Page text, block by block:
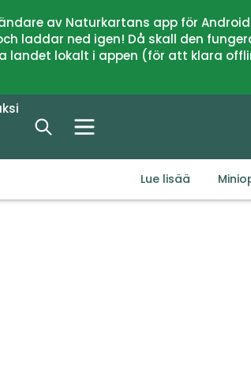
av Naturkartans app för
laddar ned igen! Då skall den
landet lokalt i appen (för att klara
Lue lisää